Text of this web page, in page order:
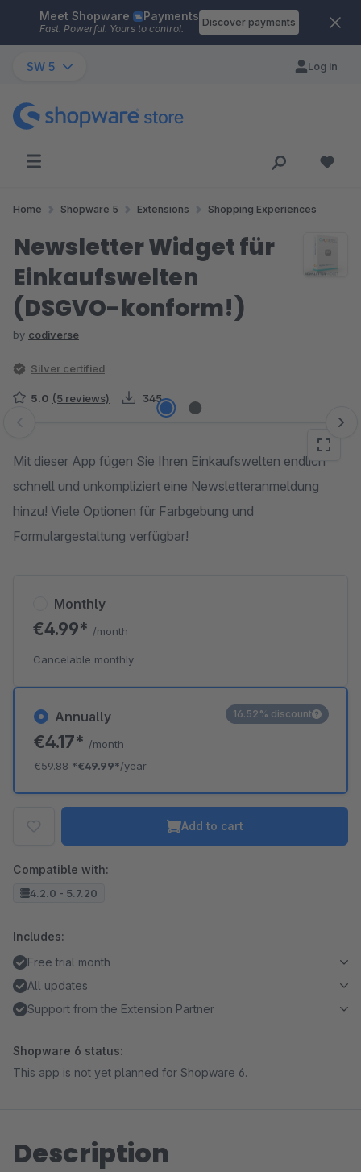
Skip to main content
Meet Shopware Payments
Fast. Powerful. Yours to control.
Discover payments
SW 5 Log in
Home Shopware 5 Extensions Shopping Experiences
Newsletter Widget für
Einkaufswelten
(DSGVO-konform!)
by codiverse
Silver certified
5.0 (5 reviews) 345
Skip image gallery
Mit dieser App fügen Sie Ihren Einkaufswelten endlich
schnell und unkompliziert eine Newsletteranmeldung
hinzu! Viele Optionen für Farbgebung und
Formulargestaltung verfügbar!
Annually
€4.17* /month
€59.88*€49.99*/year
16.52% discount
Monthly
€4.99* /month
Cancelable monthly
Add to cart
Compatible with:
4.2.0 - 5.7.20
Includes:
Free trial month
All updates
Support from the Extension Partner
Shopware 6 status:
This app is not yet planned for Shopware 6.
Description